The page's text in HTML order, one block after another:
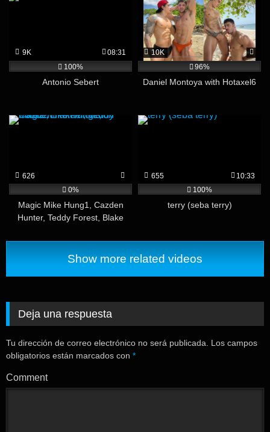
9K
08:31
100%
Antonio Sebert
10K
96%
Daniel Montoya with Hotaxel6
626
0%
Magic Mike Hung1, Cazden
Hunter, Teddy Forest, Blake
655
10:33
100%
terry (seba terry)
Show more related videos
Deja una respuesta
Tu dirección de correo electrónico no será publicada.
Los campos
obligatorios están marcados con *
Comment